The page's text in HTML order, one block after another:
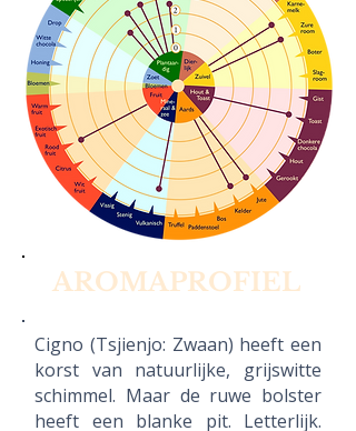
AROMAPROFIEL
Cigno (Tsjienjo: Zwaan) heeft een
korst van natuurlijke, grijswitte
schimmel. Maar de ruwe bolster
heeft een blanke pit. Letterlijk.